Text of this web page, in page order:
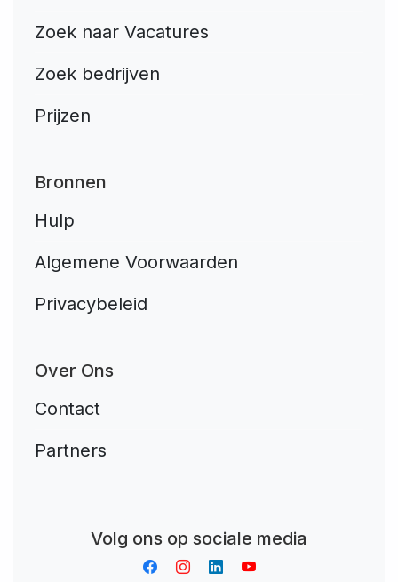
Zoek naar Vacatures
Zoek bedrijven
Prijzen
Bronnen
Hulp
Algemene Voorwaarden
Privacybeleid
Over Ons
Contact
Partners
Volg ons op sociale media